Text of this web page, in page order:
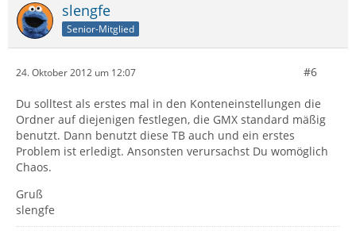
slengfe
Senior-Mitglied
24. Oktober 2012 um 12:07 #6
Du solltest als erstes mal in den Konteneinstellungen die
Ordner auf diejenigen festlegen, die GMX standard mäßig
benutzt. Dann benutzt diese TB auch und ein erstes
Problem ist erledigt. Ansonsten verursachst Du womöglich
Chaos.
Gruß
slengfe